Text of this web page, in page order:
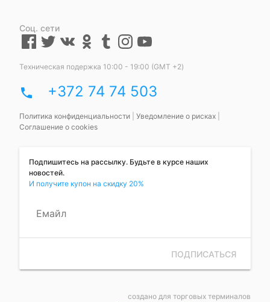
Соц. сети
Техническая подержка 10:00 - 19:00 (GMT +2)
phone +372 74 74 503
Политика конфиденциальности Уведомление о рисках
Соглашение о cookies
Подпишитесь на рассылку. Будьте в курсе наших
новостей.
И получите купон на скидку 20%
Емайл
ПОДПИСАТЬСЯ
создано для торговых терминалов